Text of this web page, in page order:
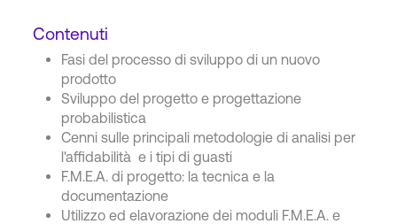
Contenuti
Fasi del processo di sviluppo di un nuovo
prodotto
Sviluppo del progetto e progettazione
probabilistica
Cenni sulle principali metodologie di analisi per
l'affidabilità e i tipi di guasti
F.M.E.A. di progetto: la tecnica e la
documentazione
Utilizzo ed elavorazione dei moduli F.M.E.A. e